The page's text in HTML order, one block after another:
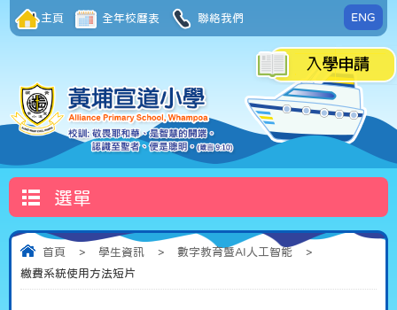
主頁 全年校曆表 聯絡我們 ENG
選單
首頁 > 學生資訊 > 數字教育暨AI人工智能
>
繳費系統使用方法短片